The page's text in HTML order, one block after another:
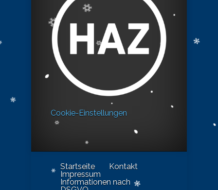
Cookie-Einstellungen
Startseite
Kontakt
Impressum
Informationen nach